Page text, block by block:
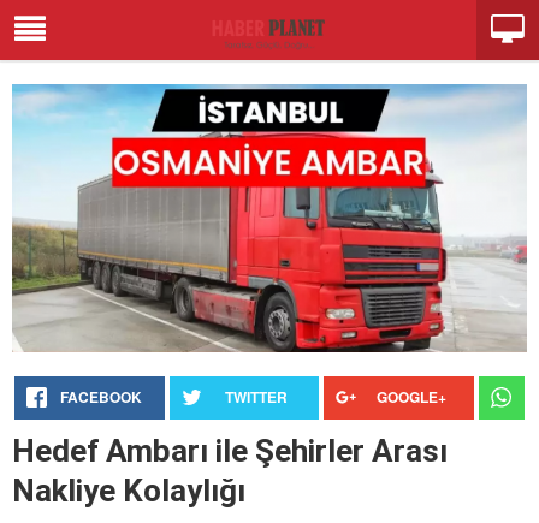
FACEBOOK TWITTER GOOGLE+
Hedef Ambarı ile Şehirler Arası
Nakliye Kolaylığı